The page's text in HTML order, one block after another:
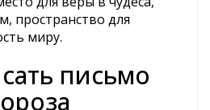
пространство для
миру.
письмо